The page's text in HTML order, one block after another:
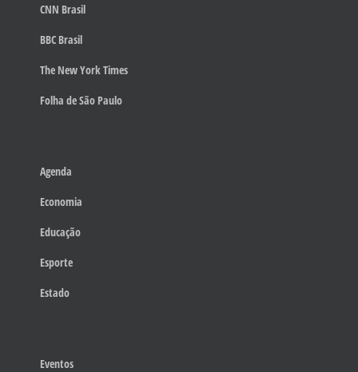
CNN Brasil
BBC Brasil
The New York Times
Folha de São Paulo
Agenda
Economia
Educação
Esporte
Estado
Eventos